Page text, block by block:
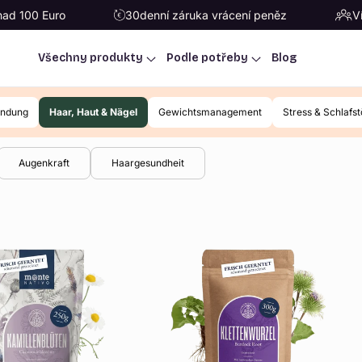
100 Euro 30denní záruka vrácení peněz
Všechny produkty Podle potřeby Blog
Haar, Haut & Nägel Gewichtsmanagement Stress &
Augenkraft Haargesundheit